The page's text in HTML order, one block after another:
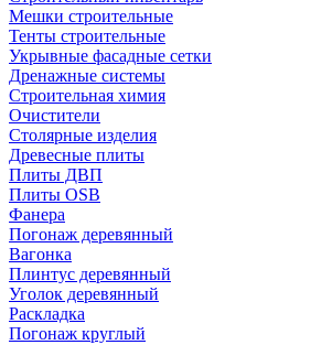
Мешки строительные
Тенты строительные
Укрывные фасадные сетки
Дренажные системы
Строительная химия
Очистители
Столярные изделия
Древесные плиты
Плиты ДВП
Плиты OSB
Фанера
Погонаж деревянный
Вагонка
Плинтус деревянный
Уголок деревянный
Раскладка
Погонаж круглый